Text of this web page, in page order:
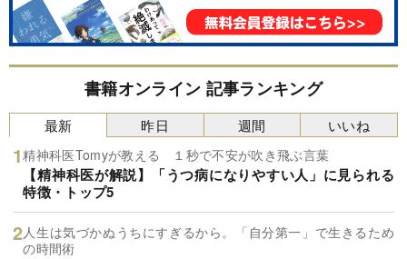
書籍オンライン 記事ランキング
最新
精神科医Tomyが教える １秒で不安が吹き飛ぶ言葉
【精神科医が解説】「うつ病になりやすい人」に見られる
特徴・トップ5
人生は気づかぬうちにすぎるから。「自分第一」で生きるため
の時間術
昨日 週間 いいね